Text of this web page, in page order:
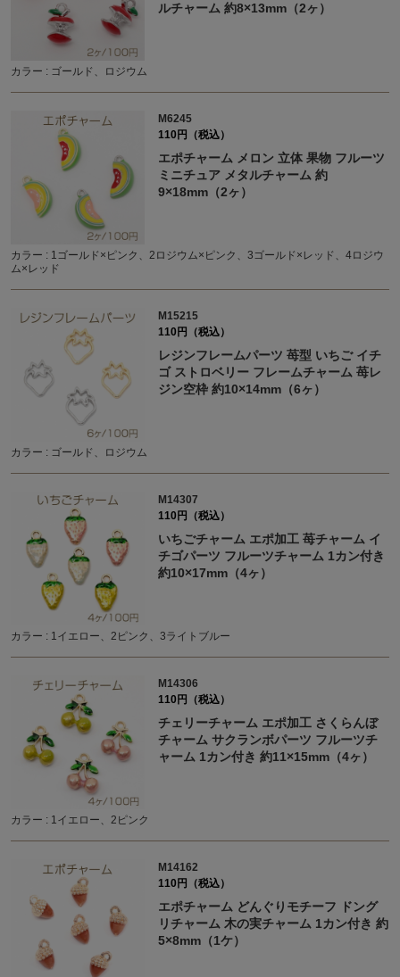
ルチャーム 約8×13mm（2ヶ）
カラー : ゴールド、ロジウム
M6245
110円（税込）
エポチャーム メロン 立体 果物 フルーツ
ミニチュア メタルチャーム 約
9×18mm（2ヶ）
カラー : 1ゴールド×ピンク、2ロジウム×ピンク、3ゴールド×レッド、4ロジウ
ム×レッド
M15215
110円（税込）
レジンフレームパーツ 苺型 いちご イチ
ゴ ストロベリー フレームチャーム 苺レ
ジン空枠 約10×14mm（6ヶ）
カラー : ゴールド、ロジウム
M14307
110円（税込）
いちごチャーム エポ加工 苺チャーム イ
チゴパーツ フルーツチャーム 1カン付き
約10×17mm（4ヶ）
カラー : 1イエロー、2ピンク、3ライトブルー
M14306
110円（税込）
チェリーチャーム エポ加工 さくらんぼ
チャーム サクランボパーツ フルーツチ
ャーム 1カン付き 約11×15mm（4ヶ）
カラー : 1イエロー、2ピンク
M14162
110円（税込）
エポチャーム どんぐりモチーフ ドング
リチャーム 木の実チャーム 1カン付き 約
5×8mm（1ケ）